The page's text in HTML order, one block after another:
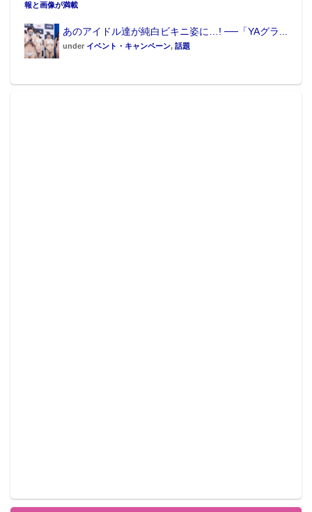
報と画像が満載
あのアイドル達が純白ビキニ姿に…! ──「YAグラ...
under イベント・キャンペーン, 話題